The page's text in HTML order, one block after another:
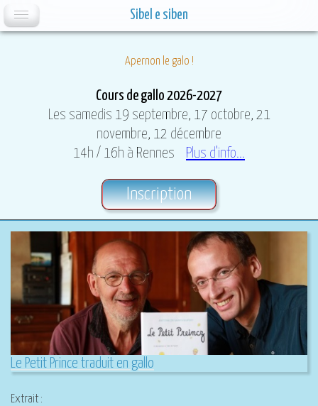
Apernon le galo !
Cours de gallo 2026-2027
Les samedis 19 septembre, 17 octobre, 21
novembre, 12 décembre
14h / 16h à Rennes Plus d'info...
Inscription
Le Petit Prince traduit en gallo
Extrait :
Sibel e siben